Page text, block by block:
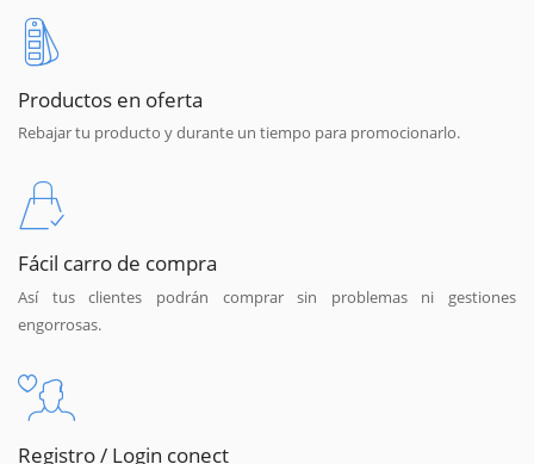
Productos en oferta
Rebajar tu producto y durante un tiempo para promocionarlo.
Fácil carro de compra
Así tus clientes podrán comprar sin problemas ni gestiones
engorrosas.
Registro / Login conect